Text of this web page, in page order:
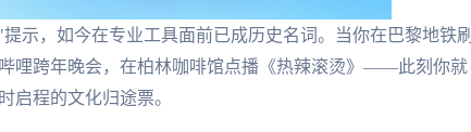
示，如今在专业工具面前已成历史名词。当你在巴黎地铁刷
哩跨年晚会，在柏林咖啡馆点播《热辣滚烫》——此刻你就
启程的文化归途票。